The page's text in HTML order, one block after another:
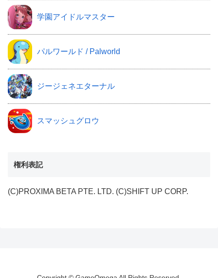
学園アイドルマスター
パルワールド / Palworld
ジージェネエターナル
スマッシュグロウ
権利表記
(C)PROXIMA BETA PTE. LTD. (C)SHIFT UP CORP.